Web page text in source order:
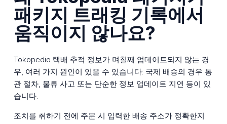
패키지 트래킹 기록에서
움직이지 않나요?
Tokopedia 택배 추적 정보가 며칠째 업데이트되지 않는 경
우, 여러 가지 원인이 있을 수 있습니다: 국제 배송의 경우 통
관 절차, 물류 사고 또는 단순한 정보 업데이트 지연 등이 있
습니다.
조치를 취하기 전에 주문 시 입력한 배송 주소가 정확한지